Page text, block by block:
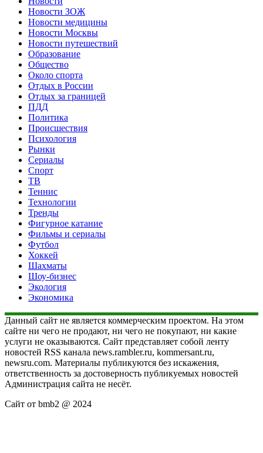
Новости ЗОЖ
Новости медицины
Новости Москвы
Новости путешествий
Образование
Общество
Около спорта
Отдых в России
Отдых за границей
ПДД
Политика
Происшествия
Психология
Рынки
Сериалы
Спорт
ТВ
Теннис
Технологии
Тренды
Фигурное катание
Фильмы и сериалы
Футбол
Хоккей
Шахматы
Шоу-бизнес
Экология
Экономика
Данный сайт не является коммерческим проектом. На этом
сайте ни чего не продают, ни чего не покупают, ни какие
услуги не оказываются. Сайт представляет собой ленту
новостей RSS канала news.rambler.ru, kommersant.ru,
newsru.com. Материалы публикуются без искажения,
ответственность за достоверность публикуемых новостей
Администрация сайта не несёт.
Сайт от bmb2 @ 2024